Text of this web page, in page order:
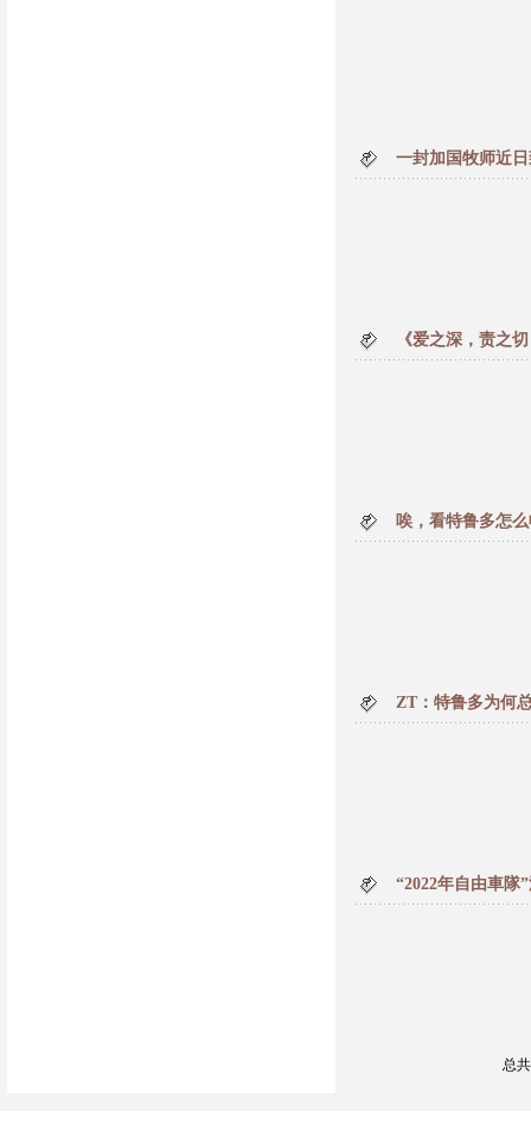
一封加国牧师近
《爱之深，责之
唉，看特鲁多怎
ZT：特鲁多为何
“2022年自由車隊
总